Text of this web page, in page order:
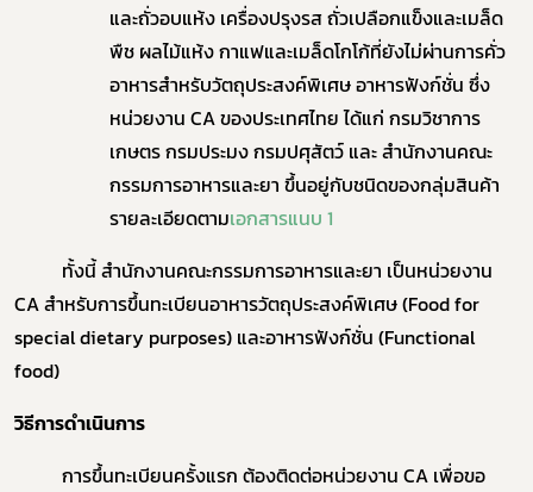
และถั่วอบแห้ง เครื่องปรุงรส ถั่วเปลือกแข็งและเมล็ด
พืช ผลไม้แห้ง กาแฟและเมล็ดโกโก้ที่ยังไม่ผ่านการคั่ว
อาหารสำหรับวัตถุประสงค์พิเศษ อาหารฟังก์ชั่น ซึ่ง
หน่วยงาน CA ของประเทศไทย ได้แก่ กรมวิชาการ
เกษตร กรมประมง กรมปศุสัตว์ และ สำนักงานคณะ
กรรมการอาหารและยา ขึ้นอยู่กับชนิดของกลุ่มสินค้า
รายละเอียดตามเอกสารแนบ 1
ทั้งนี้ สำนักงานคณะกรรมการอาหารและยา เป็นหน่วยงาน
CA สำหรับการขึ้นทะเบียนอาหารวัตถุประสงค์พิเศษ (Food for
special dietary purposes) และอาหารฟังก์ชั่น (Functional
food)
วิธีการดำเนินการ
การขึ้นทะเบียนครั้งแรก ต้องติดต่อหน่วยงาน CA เพื่อขอ